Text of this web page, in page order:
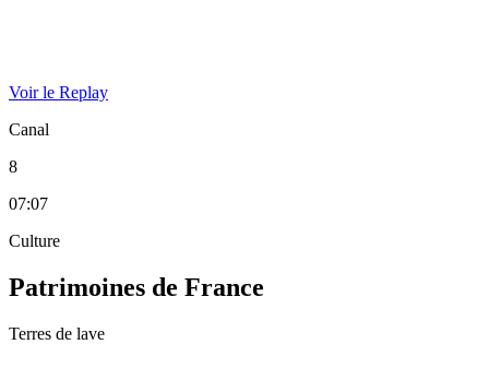
Voir le Replay
Canal
8
07:07
Culture
Patrimoines de France
Terres de lave